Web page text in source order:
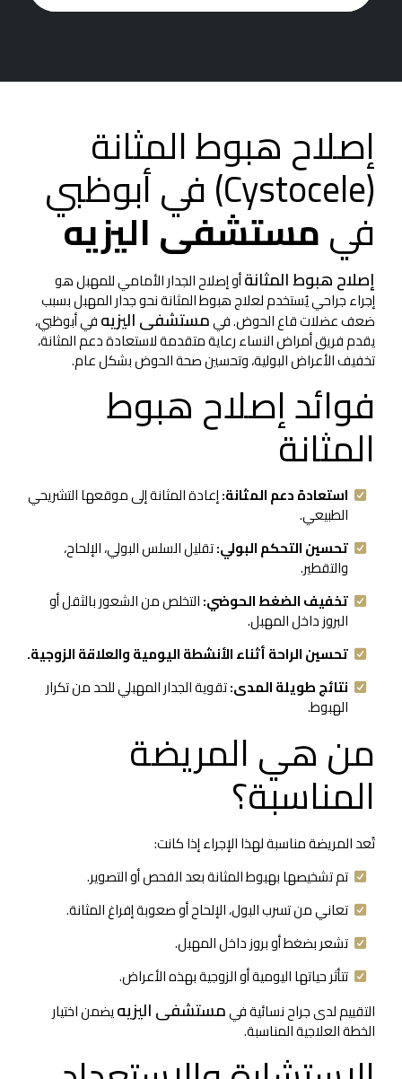
إصلاح هبوط المثانة
(Cystocele) في أبوظبي
فيمستشفى اليزيه
إصلاح هبوط المثانةأو إصلاح الجدار الأمامي للمهبل هو
إجراء جراحي يُستخدم لعلاج هبوط المثانة نحو جدار المهبل بسبب
ضعف عضلات قاع الحوض. فيمستشفى اليزيهفي أبوظبي،
يقدم فريق أمراض النساء رعاية متقدمة لاستعادة دعم المثانة،
تخفيف الأعراض البولية، وتحسين صحة الحوض بشكل عام.
فوائد إصلاح هبوط
المثانة
استعادة دعم المثانة:إعادة المثانة إلى موقعها التشريحي
الطبيعي.
تحسين التحكم البولي:تقليل السلس البولي، الإلحاح،
والتقطير.
تخفيف الضغط الحوضي:التخلص من الشعور بالثقل أو
البروز داخل المهبل.
تحسين الراحة أثناء الأنشطة اليومية والعلاقة الزوجية.
نتائج طويلة المدى:تقوية الجدار المهبلي للحد من تكرار
الهبوط.
من هي المريضة
المناسبة؟
تُعد المريضة مناسبة لهذا الإجراء إذا كانت:
تم تشخيصها بهبوط المثانة بعد الفحص أو التصوير.
تعاني من تسرب البول، الإلحاح أو صعوبة إفراغ المثانة.
تشعر بضغط أو بروز داخل المهبل.
تتأثر حياتها اليومية أو الزوجية بهذه الأعراض.
التقييم لدى جراح نسائية فيمستشفى اليزيهيضمن اختيار
الخطة العلاجية المناسبة.